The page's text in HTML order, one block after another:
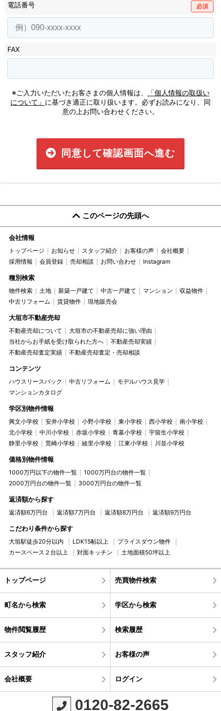
電話番号 必須
FAX
※ご入力いただいたお客さまの個人情報は、
「個人情報の取扱い
について」 に基づき適正に取り扱います。必ずお読みになり、同
意の上お問い合わせください。
同意して確認画面へ進む
このページの先頭へ
会社情報
トップページ お知らせ スタッフ紹介 お客様の声
会社概要
採用情報
会員登録 売却相談 お問い合わせ Instagram
種別検索
物件検索 土地 新築一戸建て 中古一戸建て マンション
収益物件
中古リフォーム
賃貸物件 現地販売会
大垣市不動産売却
不動産売却について
大垣市の不動産売却に強い理由
当社からお手紙を受け取られた方へ
不動産売却実績
不動産売却査定実績
不動産売却査定・売却相談
コンテンツ
ハウスリースバック 中古リフォーム
モデルハウス見学
マンションカタログ
学区別物件情報
興文小学校 安井小学校 小野小学校 東小学校 西小学校
南小学校
北小学校
中川小学校 赤坂小学校 青墓小学校
宇留生小学校
静里小学校
荒崎小学校 綾里小学校 江東小学校 川並小学校
価格別物件情報
1000万円以下の物件一覧
1000万円台の物件一覧
2000万円台の物件一覧
3000万円台の物件一覧
返済額から探す
返済額6万円台 返済額7万円台 返済額8万円台 返済額9万円台
こだわり条件から探す
大垣駅徒歩20分以内 LDK15帖以上
プライスダウン物件
カースペース２台以上
対面キッチン 土地面積50坪以上
トップページ 売買物件検索
町名から検索 学区から検索
物件閲覧履歴 検索履歴
スタッフ紹介 お客様の声
会社概要 ログイン
0120-82-2665